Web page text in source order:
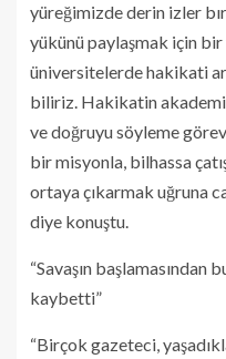
yüreğimizde derin izler
yükünü paylaşmak için
üniversitelerde hakikati
biliriz. Hakikatin
ve doğruyu söyleme
bir misyonla, bilhassa
ortaya çıkarmak uğruna
diye konuştu.
“Savaşın başlamasından
kaybetti”
“Birçok gazeteci,